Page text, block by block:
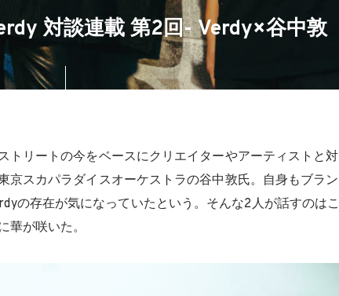
対談連載 第2回- Verdy×谷中敦
トリートの今をベースにクリエイターやアーティストと対
京スカパラダイスオーケストラの谷中敦氏。自身もブラン
の存在が気になっていたという。そんな2人が話すのはこ
が咲いた。